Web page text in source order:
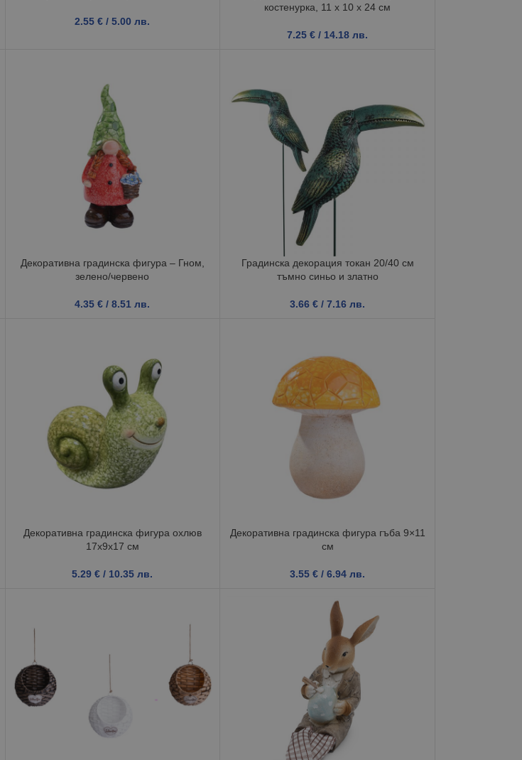
2.55€ / 5.00 лв.
костенурка, 11 x 10 x 24 см
7.25€ / 14.18 лв.
Декоративна градинска фигура – Гном,
зелено/червено
4.35€ / 8.51 лв.
Градинска декорация токан 20/40 см
тъмно синьо и златно
3.66€ / 7.16 лв.
Декоративна градинска фигура охлюв
17x9x17 см
5.29€ / 10.35 лв.
Декоративна градинска фигура гъба 9×11
см
3.55€ / 6.94 лв.